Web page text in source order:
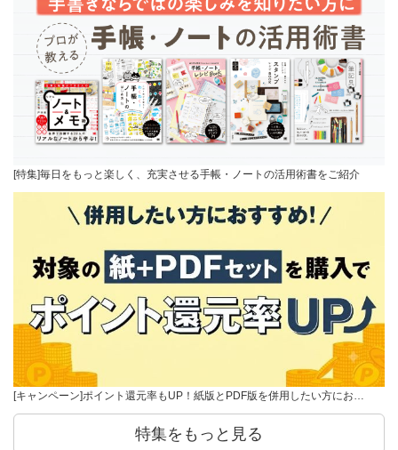
[特集]毎日をもっと楽しく、充実させる手帳・ノートの活用術書をご紹介
[キャンペーン]ポイント還元率もUP！紙版とPDF版を併用したい方にお…
特集をもっと見る